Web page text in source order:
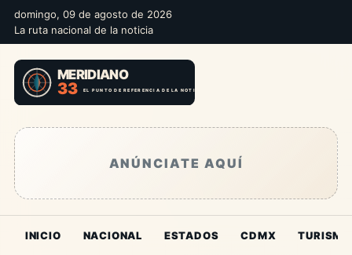
domingo, 09 de agosto de 2026
La ruta nacional de la noticia
ANÚNCIATE AQUÍ
INICIO NACIONAL ESTADOS CDMX TURISMO